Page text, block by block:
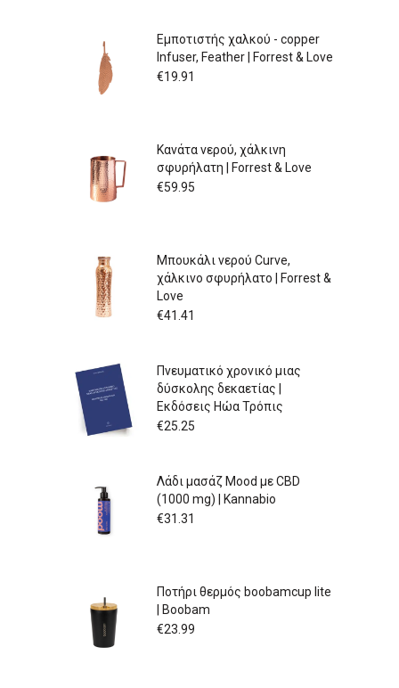
Εμποτιστής χαλκού - copper
Infuser, Feather | Forrest & Love
€19.91
Κανάτα νερού, χάλκινη
σφυρήλατη | Forrest & Love
€59.95
Μπουκάλι νερού Curve,
χάλκινο σφυρήλατο | Forrest &
Love
€41.41
Πνευματικό χρονικό μιας
δύσκολης δεκαετίας |
Εκδόσεις Ηώα Τρόπις
€25.25
Λάδι μασάζ Mood με CBD
(1000 mg) | Kannabio
€31.31
Ποτήρι θερμός boobamcup lite
| Boobam
€23.99